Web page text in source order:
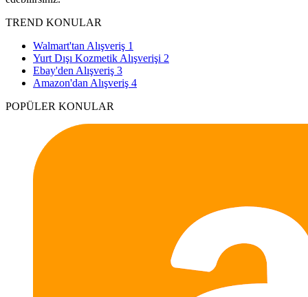
TREND KONULAR
Walmart'tan Alışveriş 1
Yurt Dışı Kozmetik Alışverişi 2
Ebay'den Alışveriş 3
Amazon'dan Alışveriş 4
POPÜLER KONULAR